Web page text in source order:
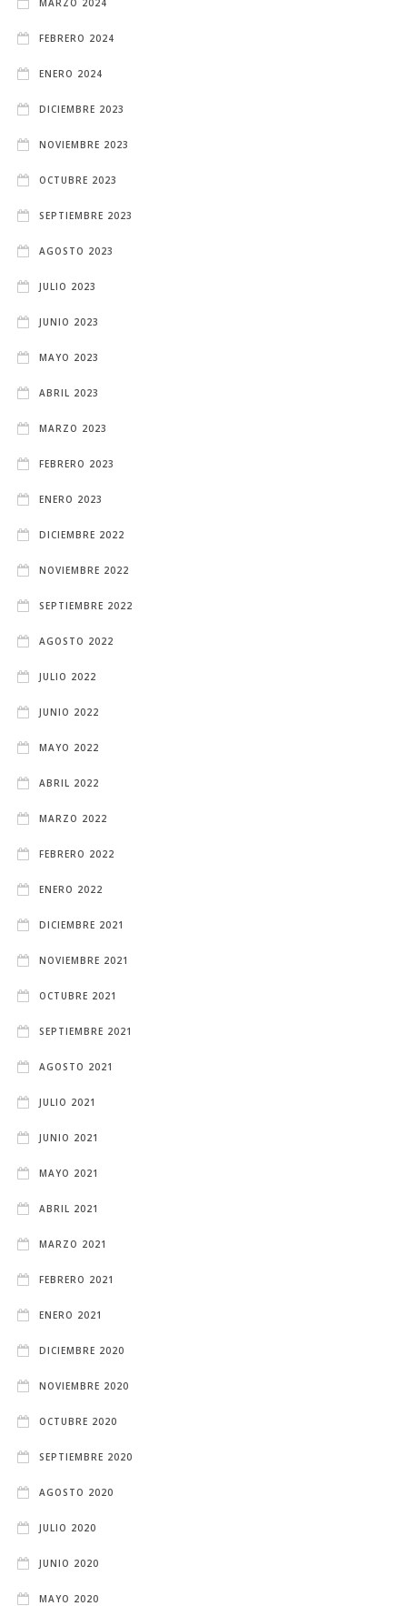
FEBRERO 2024
ENERO 2024
DICIEMBRE 2023
NOVIEMBRE 2023
OCTUBRE 2023
SEPTIEMBRE 2023
AGOSTO 2023
JULIO 2023
JUNIO 2023
MAYO 2023
ABRIL 2023
MARZO 2023
FEBRERO 2023
ENERO 2023
DICIEMBRE 2022
NOVIEMBRE 2022
SEPTIEMBRE 2022
AGOSTO 2022
JULIO 2022
JUNIO 2022
MAYO 2022
ABRIL 2022
MARZO 2022
FEBRERO 2022
ENERO 2022
DICIEMBRE 2021
NOVIEMBRE 2021
OCTUBRE 2021
SEPTIEMBRE 2021
AGOSTO 2021
JULIO 2021
JUNIO 2021
MAYO 2021
ABRIL 2021
MARZO 2021
FEBRERO 2021
ENERO 2021
DICIEMBRE 2020
NOVIEMBRE 2020
OCTUBRE 2020
SEPTIEMBRE 2020
AGOSTO 2020
JULIO 2020
JUNIO 2020
MAYO 2020